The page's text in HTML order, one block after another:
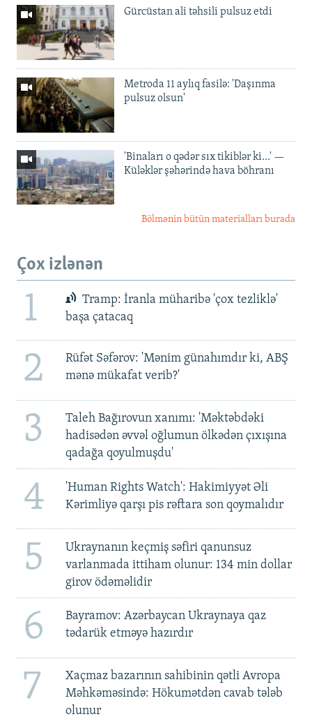
Gürcüstan ali təhsili pulsuz etdi
Metroda 11 aylıq fasilə: 'Daşınma
pulsuz olsun'
'Binaları o qədər sıx tikiblər ki...' —
Küləklər şəhərində hava böhranı
Bölmənin bütün materialları burada
Çox izlənən
1
Tramp: İranla müharibə 'çox tezliklə'
başa çatacaq
2
Rüfət Səfərov: 'Mənim günahımdır ki, ABŞ
mənə mükafat verib?'
3
Taleh Bağırovun xanımı: 'Məktəbdəki
hadisədən əvvəl oğlumun ölkədən çıxışına
qadağa qoyulmuşdu'
4
'Human Rights Watch': Hakimiyyət Əli
Kərimliyə qarşı pis rəftara son qoymalıdır
5
Ukraynanın keçmiş səfiri qanunsuz
varlanmada ittiham olunur: 134 min dollar
girov ödəməlidir
6
Bayramov: Azərbaycan Ukraynaya qaz
tədarük etməyə hazırdır
7
Xaçmaz bazarının sahibinin qətli Avropa
Məhkəməsində: Hökumətdən cavab tələb
olunur